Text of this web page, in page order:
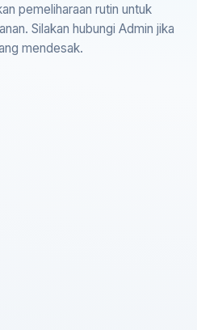
pemeliharaan rutin untuk
Silakan hubungi Admin jika
mendesak.